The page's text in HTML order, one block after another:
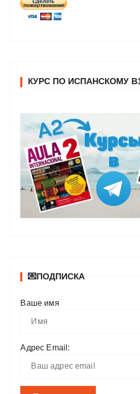
КУРС ПО ИСПАНСКОМУ
💌ПОДПИСКА
Ваше имя
Адрес Email: